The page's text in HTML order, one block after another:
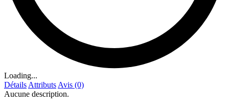
Loading...
Détails Attributs Avis (0)
Aucune description.